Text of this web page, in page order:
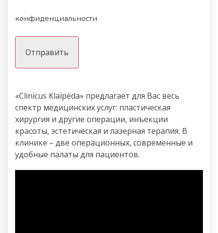
конфиденциальности
«Clinicus Klaipėda» предлагает для Вас весь
спектр медицинских услуг: пластическая
хирургия и другие операции, инъекции
красоты, эстетическая и лазерная терапия. В
клинике – две операционных, современные и
удобные палаты для пациентов.